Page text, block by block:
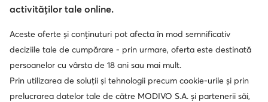
Soluționarea alternativă a litigilor
activităților tale online.
Aceste oferte și conținuturi pot afecta în mod semnificativ
deciziile tale de cumpărare - prin urmare, oferta este destinată
persoanelor cu vârsta de 18 ani sau mai mult.
Prin utilizarea de soluții și tehnologii precum cookie-urile și prin
prelucrarea datelor tale de către MODIVO S.A. și partenerii săi,